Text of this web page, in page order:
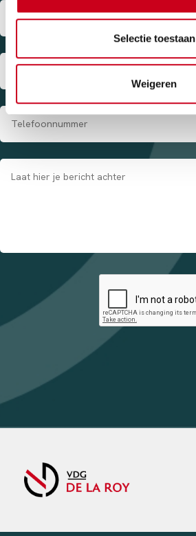
Selectie toestaan
Weigeren